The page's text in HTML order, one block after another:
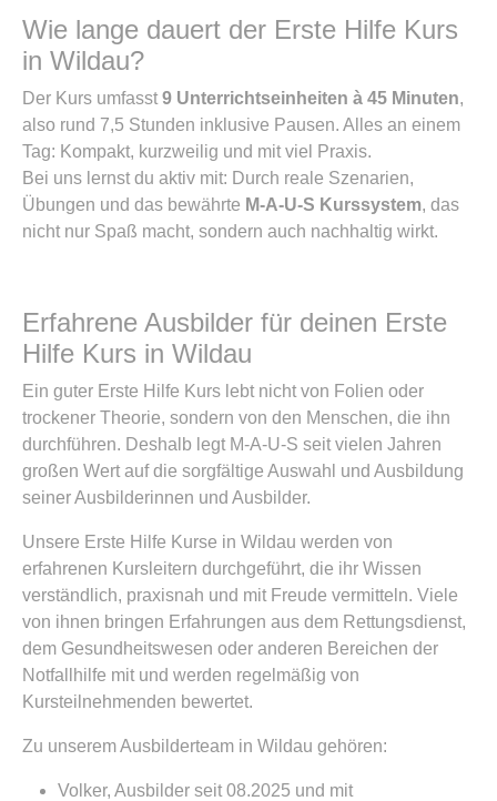
Wie lange dauert der Erste Hilfe Kurs
in Wildau?
Der Kurs umfasst 9 Unterrichtseinheiten à 45 Minuten,
also rund 7,5 Stunden inklusive Pausen. Alles an einem
Tag: Kompakt, kurzweilig und mit viel Praxis.
Bei uns lernst du aktiv mit: Durch reale Szenarien,
Übungen und das bewährte M-A-U-S Kurssystem, das
nicht nur Spaß macht, sondern auch nachhaltig wirkt.
Erfahrene Ausbilder für deinen Erste
Hilfe Kurs in Wildau
Ein guter Erste Hilfe Kurs lebt nicht von Folien oder
trockener Theorie, sondern von den Menschen, die ihn
durchführen. Deshalb legt M-A-U-S seit vielen Jahren
großen Wert auf die sorgfältige Auswahl und Ausbildung
seiner Ausbilderinnen und Ausbilder.
Unsere Erste Hilfe Kurse in Wildau werden von
erfahrenen Kursleitern durchgeführt, die ihr Wissen
verständlich, praxisnah und mit Freude vermitteln. Viele
von ihnen bringen Erfahrungen aus dem Rettungsdienst,
dem Gesundheitswesen oder anderen Bereichen der
Notfallhilfe mit und werden regelmäßig von
Kursteilnehmenden bewertet.
Zu unserem Ausbilderteam in Wildau gehören:
Volker, Ausbilder seit 08.2025 und mit